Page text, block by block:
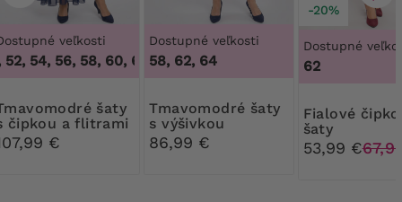
veľkosti
54, 56, 58, 60, 62, 64, 48, 50, 52, 54, 56, 58, 60, 62, 64
šaty
čipkou a flitrami
€
Dostupné veľkosti
58, 62, 64
Tmavomodré šaty
s výšivkou
86,99 €
-20%
Dostupné
62
Fialové čipkované
šaty
53,99 €